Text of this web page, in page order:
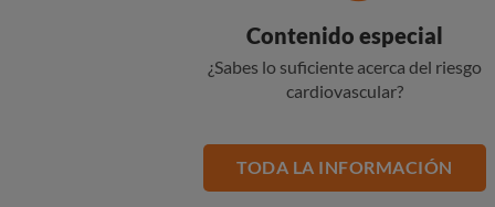
Contenido especial
¿Sabes lo suficiente acerca del riesgo
cardiovascular?
TODA LA INFORMACIÓN